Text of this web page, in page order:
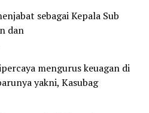
sebagai Kepala Sub
dan
mengurus keuagan di
yakni, Kasubag